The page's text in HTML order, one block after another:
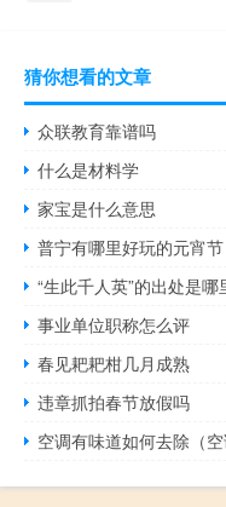
猜你想看的文章
众联教育靠谱吗
什么是材料学
家宝是什么意思
普宁有哪里好玩的元宵节
“生此千人英”的出处是哪
事业单位职称怎么评
春见耙耙柑几月成熟
违章抓拍春节放假吗
空调有味道如何去除（空